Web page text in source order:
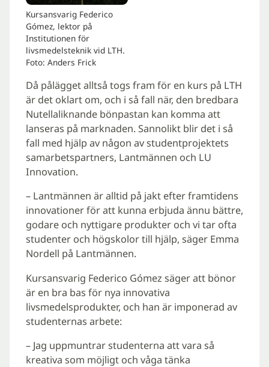
Kursansvarig Federico
Gómez, lektor på
Institutionen för
livsmedelsteknik vid LTH.
Foto: Anders Frick
Då pålägget alltså togs fram för en kurs på LTH
är det oklart om, och i så fall när, den bredbara
Nutellaliknande bönpastan kan komma att
lanseras på marknaden. Sannolikt blir det i så
fall med hjälp av någon av studentprojektets
samarbetspartners, Lantmännen och LU
Innovation.
– Lantmännen är alltid på jakt efter framtidens
innovationer för att kunna erbjuda ännu bättre,
godare och nyttigare produkter och vi tar ofta
studenter och högskolor till hjälp, säger Emma
Nordell på Lantmännen.
Kursansvarig Federico Gómez säger att bönor
är en bra bas för nya innovativa
livsmedelsprodukter, och han är imponerad av
studenternas arbete:
– Jag uppmuntrar studenterna att vara så
kreativa som möjligt och våga tänka